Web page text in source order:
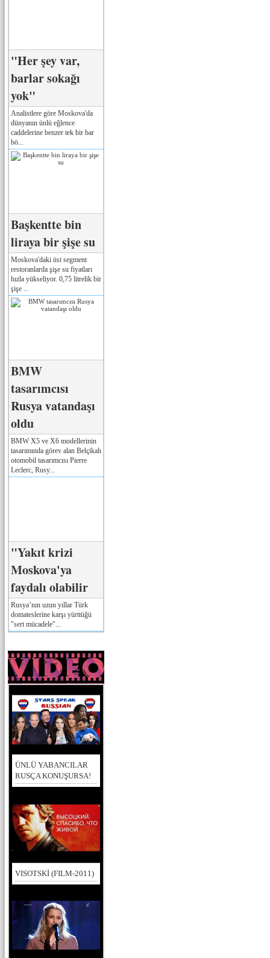
"Her şey var,
barlar sokağı
yok"
Analistlere göre Moskova'da
dünyanın ünlü eğlence
caddelerine benzer tek bir bar
bö...
Başkentte bin
liraya bir şişe su
Moskova'daki üst segment
restoranlarda şişe su fiyatları
hızla yükseliyor. 0,75 litrelik bir
şişe ...
BMW
tasarımcısı
Rusya vatandaşı
oldu
BMW X5 ve X6 modellerinin
tasarımında görev alan Belçikalı
otomobil tasarımcısı Pierre
Leclerc, Rusy...
"Yakıt krizi
Moskova'ya
faydalı olabilir
Rusya’nın uzun yıllar Türk
domateslerine karşı yürttüğü
"sert mücadele"...
ÜNLÜ YABANCILAR
RUSÇA KONUŞURSA!
VISOTSKİ (FILM-2011)